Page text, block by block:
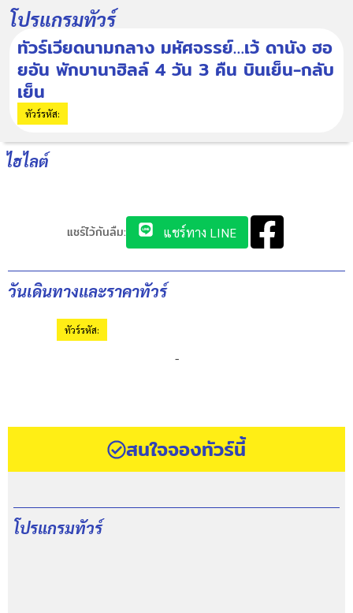
โปรแกรมทัวร์
ทัวร์เวียดนามกลาง มหัศจรรย์…เว้ ดานัง ฮอ
ยอัน พักบานาฮิลล์ 4 วัน 3 คืน บินเย็น-กลับ
เย็น
ทัวร์รหัส:
ไฮไลต์
แชร์ไว้กันลืม: แชร์ทาง LINE
วันเดินทางและราคาทัวร์
ทัวร์รหัส:
-
สนใจจองทัวร์นี้
โปรแกรมทัวร์